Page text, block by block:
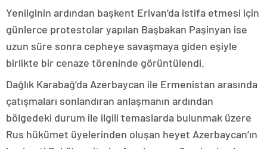
Yenilginin ardından başkent Erivan’da istifa etmesi için
günlerce protestolar yapılan Başbakan Paşinyan ise
uzun süre sonra cepheye savaşmaya giden eşiyle
birlikte bir cenaze töreninde görüntülendi.
Dağlık Karabağ’da Azerbaycan ile Ermenistan arasında
çatışmaları sonlandıran anlaşmanın ardından
bölgedeki durum ile ilgili temaslarda bulunmak üzere
Rus hükümet üyelerinden oluşan heyet Azerbaycan’ın